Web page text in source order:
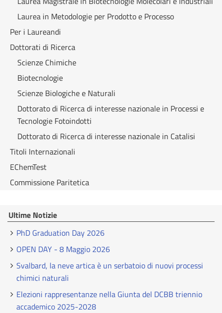
Laurea in Metodologie per Prodotto e Processo
Per i Laureandi
Dottorati di Ricerca
Scienze Chimiche
Biotecnologie
Scienze Biologiche e Naturali
Dottorato di Ricerca di interesse nazionale in Processi e
Tecnologie Fotoindotti
Dottorato di Ricerca di interesse nazionale in Catalisi
Titoli Internazionali
EChemTest
Commissione Paritetica
Ultime Notizie
PhD Graduation Day 2026
OPEN DAY - 8 Maggio 2026
Svalbard, la neve artica è un serbatoio di nuovi processi
chimici naturali
Elezioni rappresentanze nella Giunta del DCBB triennio
accademico 2025-2028